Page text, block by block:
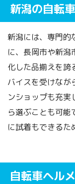
新潟の自転
新潟には、専門的
に、長岡市や新潟
化した品揃えを誇
バイスを受けなが
ンショップも充実
ら選ぶことも可能
に試着もできるた
自転車ヘル